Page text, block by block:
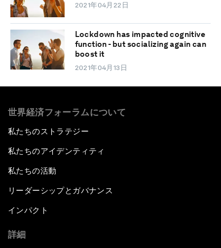
2021年04月22日
Lockdown has impacted cognitive
function - but socializing again can
boost it
2021年04月13日
世界経済フォーラムについて
私たちのストラテジー
私たちのアイデンティティ
私たちの活動
リーダーシップとガバナンス
インパクト
詳細